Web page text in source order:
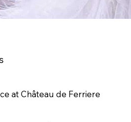
at Château de Ferriere